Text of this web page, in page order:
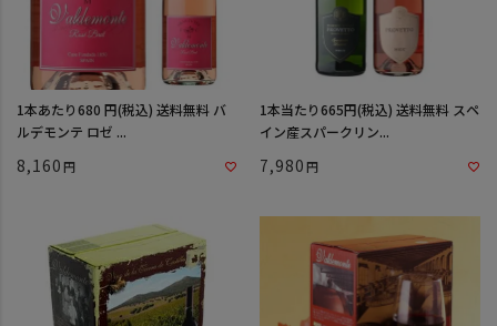
1本あたり680 円(税込) 送料無料 バ
ルデモンテ ロゼ ...
8,160
1本当たり665円(税込) 送料無料 スペ
イン産スパークリン...
7,980